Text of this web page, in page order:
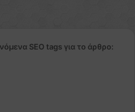
SEO tags για το άρθρο: